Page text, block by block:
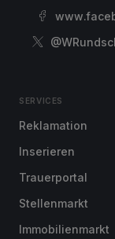
SERVICES
Reklamation
Inserieren
Trauerportal
Stellenmarkt
Immobilienmarkt